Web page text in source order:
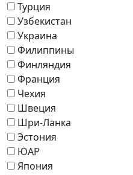
Турция
Узбекистан
Украина
Филиппины
Финляндия
Франция
Чехия
Швеция
Шри-Ланка
Эстония
ЮАР
Япония